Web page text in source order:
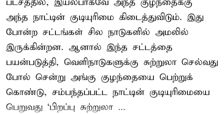
பட்சத்தில், இயல்பாகவே அந்த குழந்தைக்கு
அந்த நாட்டின் குடியுரிமை கிடைத்துவிடும். இது
போன்ற சட்டங்கள் சில நாடுகளில் அமலில்
இருக்கின்றன. ஆனால் இந்த சட்டத்தை
பயன்படுத்தி, வெளிநாடுகளுக்கு சுற்றுலா செல்வது
போல் சென்று அங்கு குழந்தையை பெற்றுக்
கொண்டு, சம்பந்தப்பட்ட நாட்டின் குடியுரிமையை
பெறுவது ‘பிறப்பு சுற்றுலா ...